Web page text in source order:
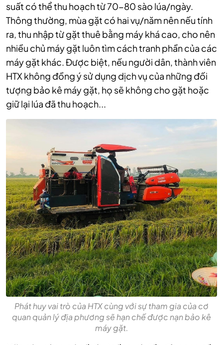
suất có thể thu hoạch từ 70-80 sào lúa/ngày.
Thông thường, mùa gặt có hai vụ/năm nên nếu tính
ra, thu nhập từ gặt thuê bằng máy khá cao, cho nên
nhiều chủ máy gặt luôn tìm cách tranh phần của các
máy gặt khác. Được biệt, nếu người dân, thành viên
HTX không đồng ý sử dụng dịch vụ của những đối
tượng bảo kê máy gặt, họ sẽ không cho gặt hoặc
giữ lại lúa đã thu hoạch...
Phát huy vai trò của HTX cùng với sự tham gia của cơ
quan quản lý địa phương sẽ hạn chế được nạn bảo kê
máy gặt.